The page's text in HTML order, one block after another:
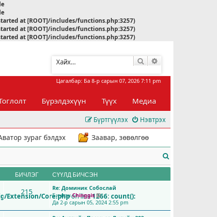
at [ROOT]/includes/functions.php:3257)
at [ROOT]/includes/functions.php:3257)
at [ROOT]/includes/functions.php:3257)
Хайлт
Цагалбар: Ба 8-р сарын 07, 2026 7:11 pm
Бүрэлдэхүүн Түүх Медиа
Нэвтрэх
Бүртгүүлэх
зураг бэлдэх Заавар, зөвөлгөө
БИЧЛЭГ СҮҮЛД БИЧСЭН
Extension/Core.phpon line1266: count():
215
Re: Доминик Собослай
БичсэнChinggis
С
ү
ү
Да 2-р сарын 05, 2024 2:55 pm